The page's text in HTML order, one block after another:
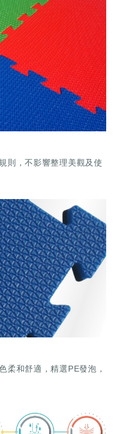
則，不影響整理美觀及使
柔和舒適，精選PE發泡，